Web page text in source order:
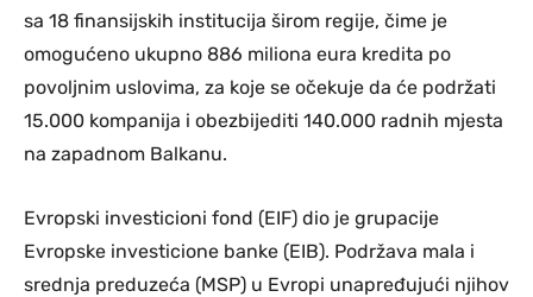
sa 18 finansijskih institucija širom regije, čime je
omogućeno ukupno 886 miliona eura kredita po
povoljnim uslovima, za koje se očekuje da će podržati
15.000 kompanija i obezbijediti 140.000 radnih mjesta
na zapadnom Balkanu.
Evropski investicioni fond (EIF) dio je grupacije
Evropske investicione banke (EIB). Podržava mala i
srednja preduzeća (MSP) u Evropi unapređujući njihov